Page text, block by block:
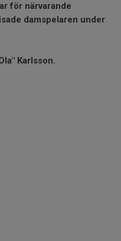
för närvarande
damspelaren under
Karlsson.